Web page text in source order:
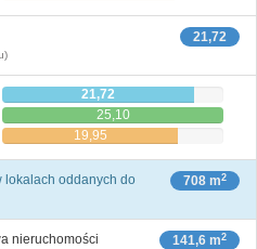
21,72
21,72
25,10
19,95
708 m2
lokalach oddanych do
141,6 m2
nieruchomości